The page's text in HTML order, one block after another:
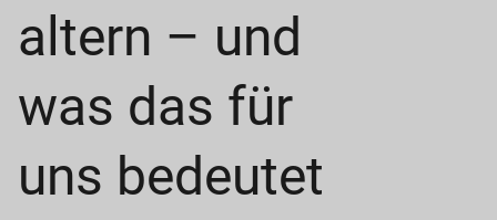
altern – und
was das für
uns bedeutet